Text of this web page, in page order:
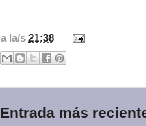
a la/s 21:38
Entrada más